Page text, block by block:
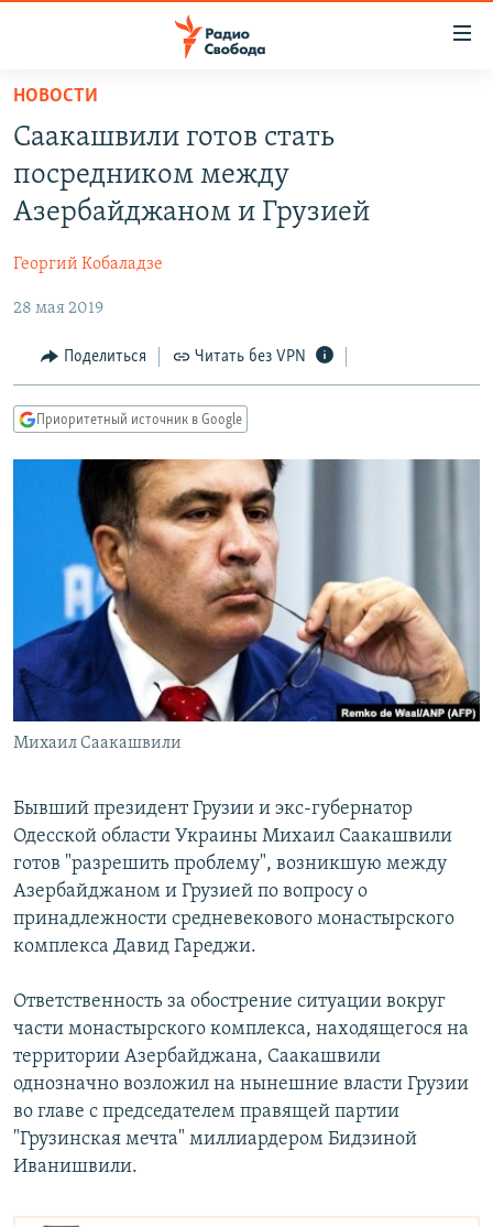
упрощенного
доступа
основному
Вернутся
навигации
Вернутся
поиску
АВТОРСКИЕ ПРОЕКТЫ
МНЕНИЯ
КУЛЬТУРА
IDEL.РЕАЛИИ
СЕВЕР.РЕАЛИИ
СИБИРЬ.РЕАЛИИ
РАСПИСАНИЕ ВЕЩАНИЯ
ПОДПИШИТЕСЬ НА РАССЫЛКУ
СОЦИАЛЬНЫЕ СЕТИ
НОВОСТИ
Саакашвили готов стать
посредником между
Азербайджаном и Грузией
Георгий Кобаладзе
28 мая 2019
Поделиться Читать без VPN
Приоритетный источник в Google
Михаил Саакашвили
Бывший президент Грузии и экс-губернатор
Одесской области Украины Михаил Саакашвили
готов "разрешить проблему", возникшую между
Азербайджаном и Грузией по вопросу о
принадлежности средневекового монастырского
комплекса Давид Гареджи.
Ответственность за обострение ситуации вокруг
части монастырского комплекса, находящегося на
территории Азербайджана, Саакашвили
однозначно возложил на нынешние власти Грузии
во главе с председателем правящей партии
"Грузинская мечта" миллиардером Бидзиной
Иванишвили.